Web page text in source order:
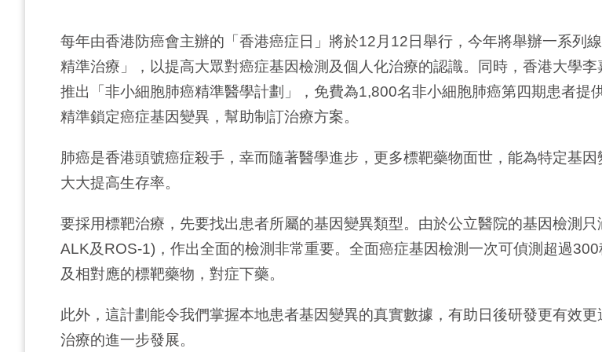
每年由香港防癌會主辦的「香港癌症日」將於12月12日舉行，今年將舉辦一系列
精準治療」，以提高大眾對癌症基因檢測及個人化治療的認識。同時，香港大學
推出「非小細胞肺癌精準醫學計劃」，免費為1,800名非小細胞肺癌第四期患者提
精準鎖定癌症基因變異，幫助制訂治療方案。
肺癌是香港頭號癌症殺手，幸而隨著醫學進步，更多標靶藥物面世，能為特定基因
大大提高生存率。
要採用標靶治療，先要找出患者所屬的基因變異類型。由於公立醫院的基因檢測只
ALK及ROS-1)，作出全面的檢測非常重要。全面癌症基因檢測一次可偵測超過
及相對應的標靶藥物，對症下藥。
此外，這計劃能令我們掌握本地患者基因變異的真實數據，有助日後研發更有效
治療的進一步發展。